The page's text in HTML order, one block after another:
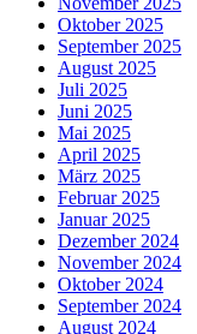
Oktober 2025
September 2025
August 2025
Juli 2025
Juni 2025
Mai 2025
April 2025
März 2025
Februar 2025
Januar 2025
Dezember 2024
November 2024
Oktober 2024
September 2024
August 2024